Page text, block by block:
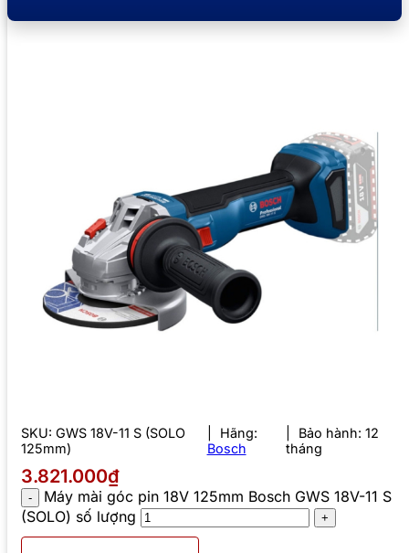
SKU: GWS 18V-11 S (SOLO
125mm)
Hãng:
Bosch
Bảo hành: 12
tháng
3.821.000₫
Máy mài góc pin 18V 125mm Bosch GWS 18V-11 S
(SOLO) số lượng